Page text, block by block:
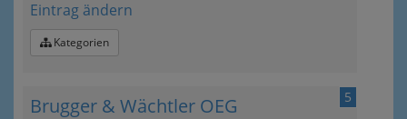
Eintrag ändern
Kategorien
5
Brugger & Wächtler OEG